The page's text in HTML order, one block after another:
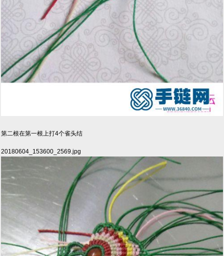
第二根在第一根上打4个雀头结
20180604_153600_2569.jpg